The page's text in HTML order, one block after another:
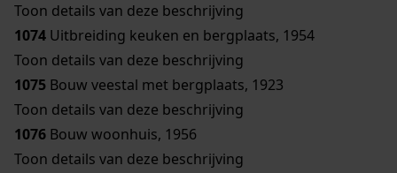
Toon details van deze beschrijving
1074 Uitbreiding keuken en bergplaats, 1954
Toon details van deze beschrijving
1075 Bouw veestal met bergplaats, 1923
Toon details van deze beschrijving
1076 Bouw woonhuis, 1956
Toon details van deze beschrijving